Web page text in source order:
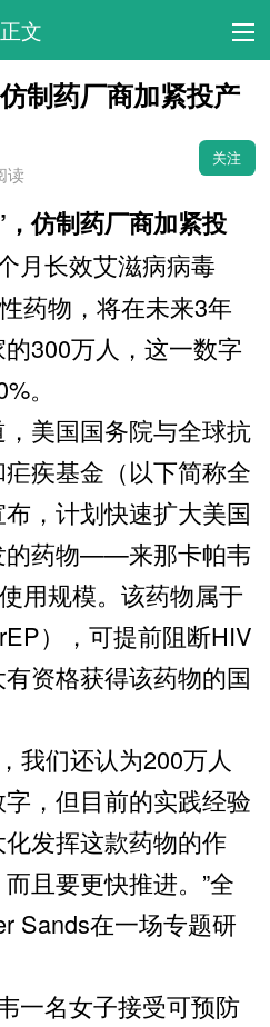
正文
制药厂商加紧投产
读
关注
仿制药厂商加紧投
月长效艾滋病病毒
药物，将在未来3年
300万人，这一数字
。
美国国务院与全球抗
疾基金（以下简称全
，计划快速扩大美国
的药物——来那卡帕韦
用规模。该药物属于
），可提前阻断HIV
资格获得该药物的国
们还认为200万人
，但目前的实践经验
发挥这款药物的作
且要更快推进。”全
Sands在一场专题研
一名女子接受可预防